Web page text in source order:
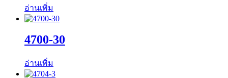
อ่านเพิ่ม
4700-30
อ่านเพิ่ม